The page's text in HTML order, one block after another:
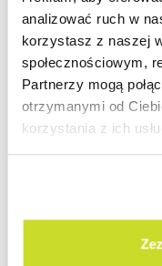
analizować ruch w
korzystasz z naszej
społecznościowym,
Partnerzy mogą
otrzymanymi od
korzystania z ich
Pracownicy
możliwość
dodatkowego
powinny
składanie
dużych
wpłynie na
żądanie i dni
wyższej w